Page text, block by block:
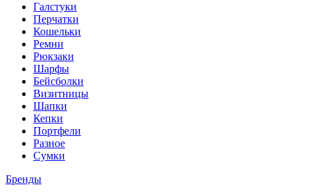
Галстуки
Перчатки
Кошельки
Ремни
Рюкзаки
Шарфы
Бейсболки
Визитницы
Шапки
Кепки
Портфели
Разное
Сумки
Бренды